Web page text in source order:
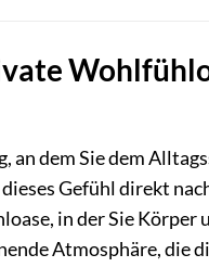
an dem Sie dem
Gefühl direkt
in der Sie Körper
Atmosphäre, die